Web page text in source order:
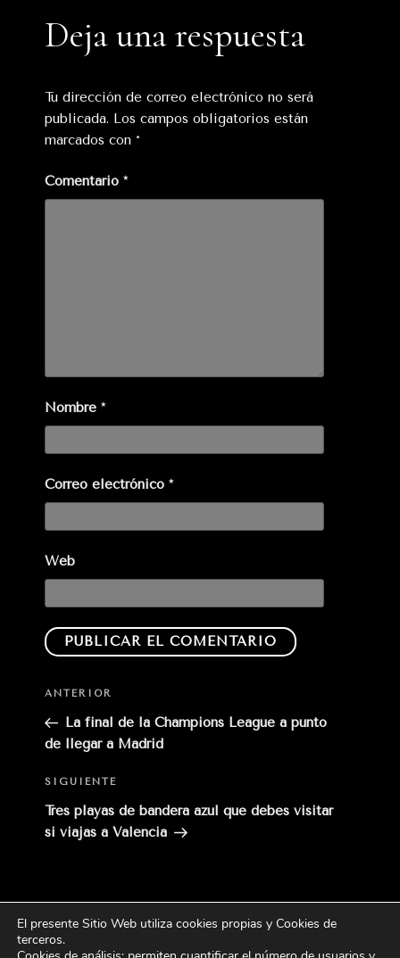
Deja una respuesta
Tu dirección de correo electrónico no será
publicada. Los campos obligatorios están
marcados con *
Comentario *
Nombre *
Correo electrónico *
Web
Entrada
anterior:
ANTERIOR
La final de la Champions League a punto
de llegar a Madrid
Siguiente
entrada
SIGUIENTE
Tres playas de bandera azul que debes visitar
si viajas a Valencia
Buscar
por:
Buscar
El presente Sitio Web utiliza cookies propias y Cookies de
terceros.